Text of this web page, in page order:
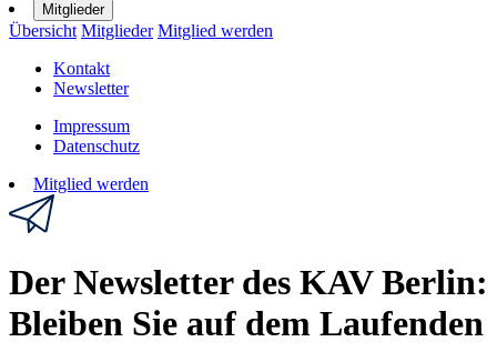
Mitglieder
Übersicht Mitglieder Mitglied werden
Kontakt
Newsletter
Impressum
Datenschutz
Mitglied werden
Der Newsletter des KAV Berlin:
Bleiben Sie auf dem Laufenden